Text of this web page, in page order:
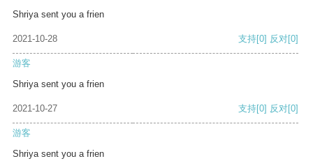
Shriya sent you a frien
2021-10-28 支持[0] 反对[0]
游客
Shriya sent you a frien
2021-10-27 支持[0] 反对[0]
游客
Shriya sent you a frien